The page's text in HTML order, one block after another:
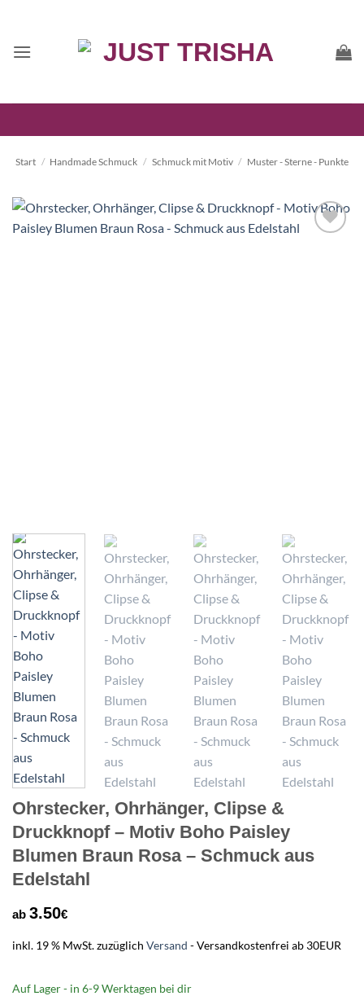
springen
Start / Handmade Schmuck / Schmuck mit Motiv / Muster - Sterne - Punkte
Ohrstecker, Ohrhänger, Clipse &
Druckknopf – Motiv Boho Paisley
Blumen Braun Rosa – Schmuck aus
Edelstahl
ab 3.50€
inkl. 19 % MwSt.zuzüglich Versand - Versandkostenfrei ab 30EUR
Auf Lager - in 6-9 Werktagen bei dir